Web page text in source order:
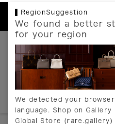
RegionSuggestion
We found a better
for your region
We detected your browser
language. Shop on Gallery
Global Store (rare.gallery)
お支払いについて
配送について
送料について
返品について